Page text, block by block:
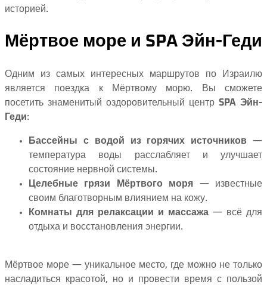
историей.
Мёртвое море и SPA Эйн-Геди
Одним из самых интересных маршрутов по Израилю
является поездка к Мёртвому морю. Вы сможете
посетить знаменитый оздоровительный центр SPA Эйн-
Геди:
Бассейны с водой из горячих источников —
температура воды расслабляет и улучшает
состояние нервной системы.
Целебные грязи Мёртвого моря — известные
своим благотворным влиянием на кожу.
Комнаты для релаксации и массажа — всё для
отдыха и восстановления энергии.
Мёртвое море — уникальное место, где можно не только
насладиться красотой, но и провести время с пользой